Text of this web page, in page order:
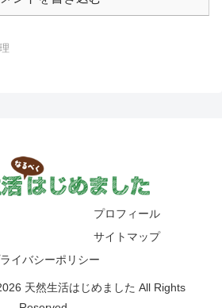
プロフィール
サイトマップ
イバシーポリシー
天然生活はじめました All Rights